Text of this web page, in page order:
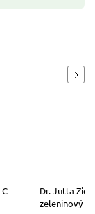
Dr. Jutta
zeleninový
Next